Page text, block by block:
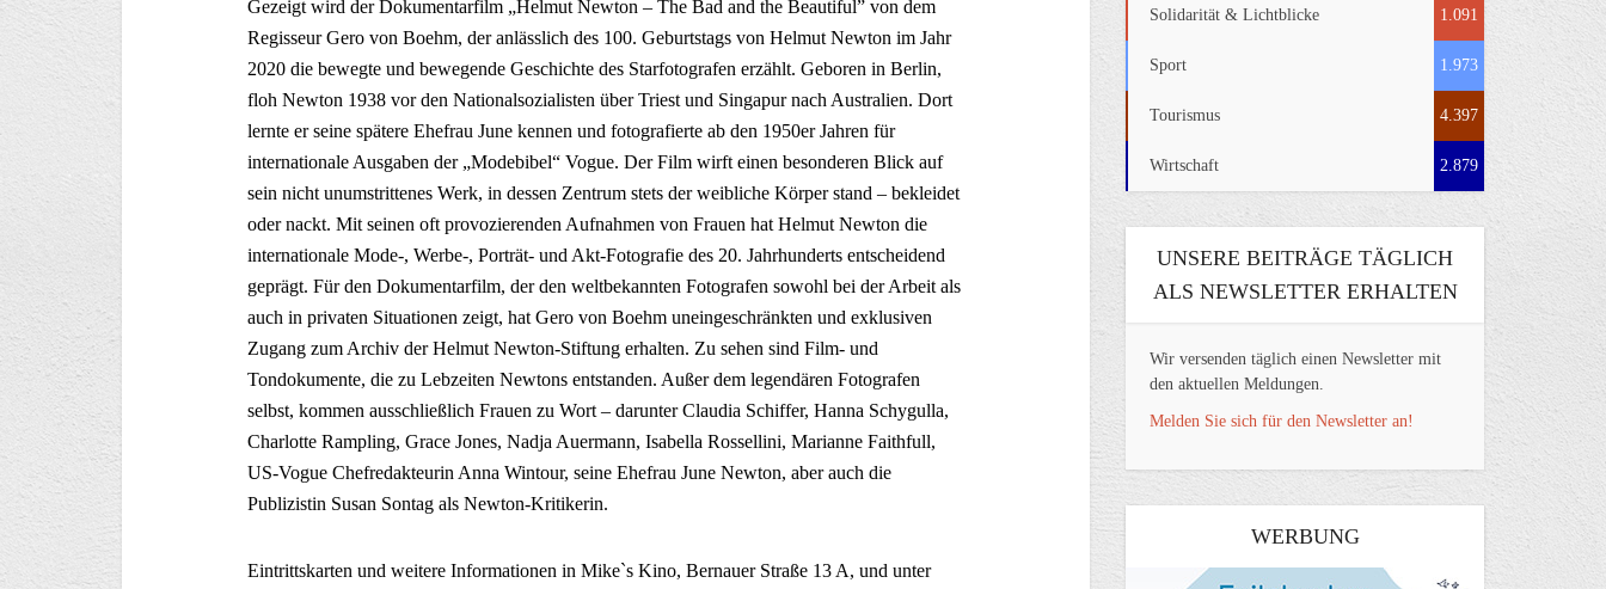
Gezeigt wird der Dokumentarfilm „Helmut Newton – The Bad and the Beautiful” von dem
Regisseur Gero von Boehm, der anlässlich des 100. Geburtstags von Helmut Newton im Jahr
2020 die bewegte und bewegende Geschichte des Starfotografen erzählt. Geboren in Berlin,
floh Newton 1938 vor den Nationalsozialisten über Triest und Singapur nach Australien. Dort
lernte er seine spätere Ehefrau June kennen und fotografierte ab den 1950er Jahren für
internationale Ausgaben der „Modebibel“ Vogue. Der Film wirft einen besonderen Blick auf
sein nicht unumstrittenes Werk, in dessen Zentrum stets der weibliche Körper stand – bekleidet
oder nackt. Mit seinen oft provozierenden Aufnahmen von Frauen hat Helmut Newton die
internationale Mode-, Werbe-, Porträt- und Akt-Fotografie des 20. Jahrhunderts entscheidend
geprägt. Für den Dokumentarfilm, der den weltbekannten Fotografen sowohl bei der Arbeit als
auch in privaten Situationen zeigt, hat Gero von Boehm uneingeschränkten und exklusiven
Zugang zum Archiv der Helmut Newton-Stiftung erhalten. Zu sehen sind Film- und
Tondokumente, die zu Lebzeiten Newtons entstanden. Außer dem legendären Fotografen
selbst, kommen ausschließlich Frauen zu Wort – darunter Claudia Schiffer, Hanna Schygulla,
Charlotte Rampling, Grace Jones, Nadja Auermann, Isabella Rossellini, Marianne Faithfull,
US-Vogue Chefredakteurin Anna Wintour, seine Ehefrau June Newton, aber auch die
Publizistin Susan Sontag als Newton-Kritikerin.
Eintrittskarten und weitere Informationen in Mike`s Kino, Bernauer Straße 13 A, und unter
Solidarität & Lichtblicke 1.091
Sport 1.973
Tourismus 4.397
Wirtschaft 2.879
UNSERE BEITRÄGE TÄGLICH
ALS NEWSLETTER ERHALTEN
Wir versenden täglich einen Newsletter mit
den aktuellen Meldungen.
Melden Sie sich für den Newsletter an!
WERBUNG